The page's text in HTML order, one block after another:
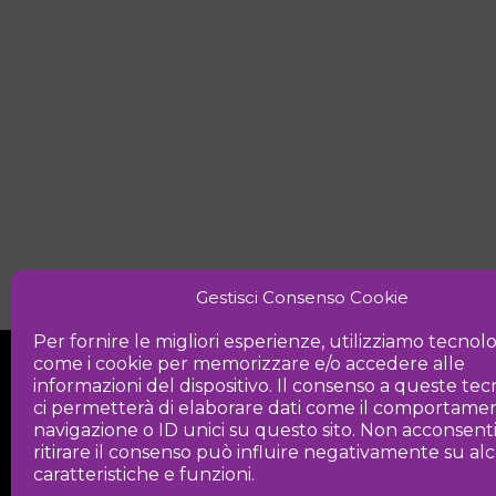
Gestisci Consenso Cookie
Per fornire le migliori esperienze, utilizziamo
come i cookie per memorizzare e/o accedere alle
informazioni del dispositivo. Il consenso a queste
ci permetterà di elaborare dati come il
navigazione o ID unici su questo sito. Non
ritirare il consenso può influire negativamente su
caratteristiche e funzioni.
Iniziativa